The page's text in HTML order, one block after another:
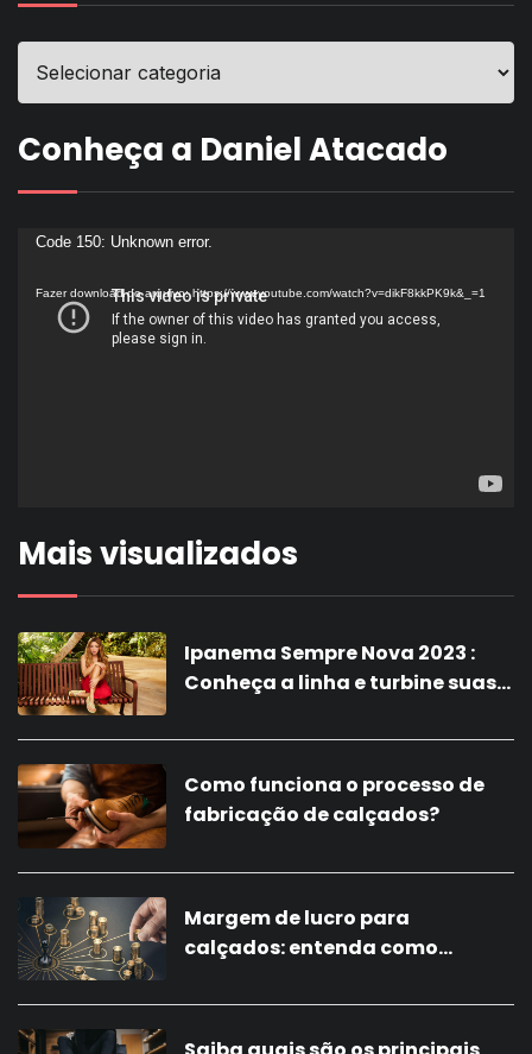
Conheça a Daniel Atacado
Tocador
vídeo
Code 150: Unknown error.
Fazer download do arquivo: https://www.youtube.com/watch?v=dikF8kkPK9k&_=1
Mais visualizados
Ipanema Sempre Nova 2023 :
Conheça a linha e turbine suas
Como funciona o processo de
fabricação de calçados?
Margem de lucro para
calçados: entenda como